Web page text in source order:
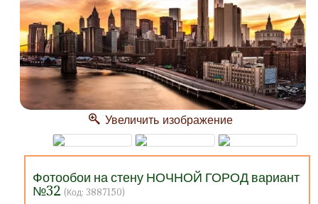
Увеличить изображение
Фотообои на стену НОЧНОЙ ГОРОД вариант
№32 (Код: 3887150)